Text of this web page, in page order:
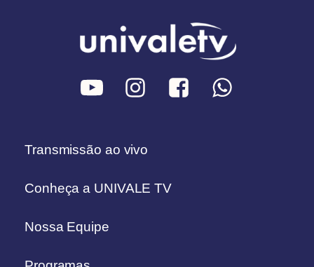
Transmissão ao vivo
Conheça a UNIVALE TV
Nossa Equipe